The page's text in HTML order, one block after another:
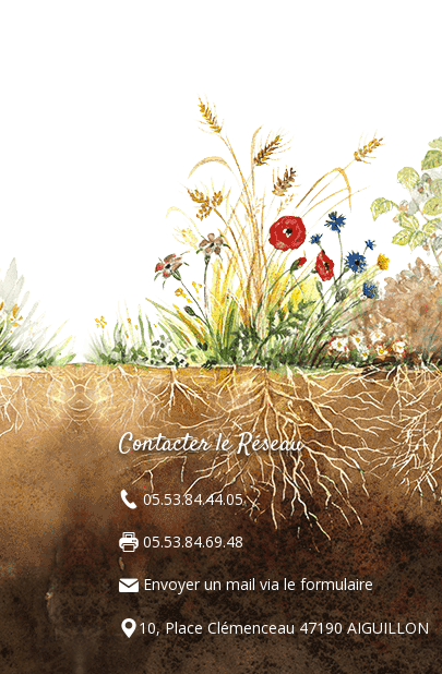
Contacter le Réseau
05.53.84.44.05
05.53.84.69.48
Envoyer un mail via le formulaire
10, Place Clémenceau 47190 AIGUILLON